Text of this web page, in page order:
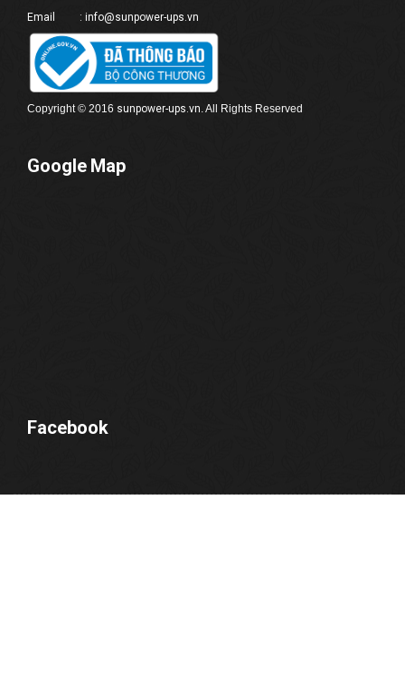
Email : info@sunpower-ups.vn
Copyright © 2016 sunpower-ups.vn. All Rights Reserved
Google Map
Facebook